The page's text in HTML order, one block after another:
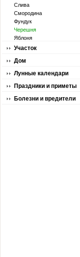
Слива
Смородина
Фундук
Черешня
Яблоня
Участок
Дом
Лунные календари
Праздники и приметы
Болезни и вредители